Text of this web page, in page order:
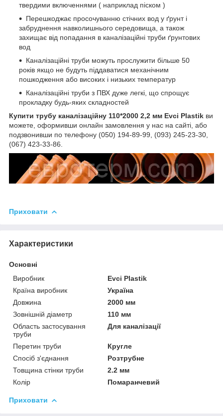
твердими включеннями ( наприклад піском )
Перешкоджає просочуванню стічних вод у ґрунт і
забруднення навколишнього середовища, а також
захищає від попадання в каналізаційні труби ґрунтових
вод
Каналізаційні труби можуть прослужити більше 50
років якщо не будуть піддаватися механічним
пошкодження або високих і низьких температур
Каналізаційні труби з ПВХ дуже легкі, що спрощує
прокладку будь-яких складностей
Купити трубу каналізаційну 110*2000 2,2 мм Evci Plastik ви
можете, оформивши онлайн замовлення у нас на сайті, або
подзвонивши по телефону (050) 194-89-99, (093) 245-23-30,
(067) 423-33-86.
Приховати
Характеристики
Основні
Виробник
Evci Plastik
Країна виробник
Україна
Довжина
2000 мм
Зовнішній діаметр
110 мм
Область застосування
труби
Для каналізації
Перетин труби
Кругле
Спосіб з'єднання
Розтрубне
Товщина стінки труби
2.2 мм
Колір
Помаранчевий
Приховати